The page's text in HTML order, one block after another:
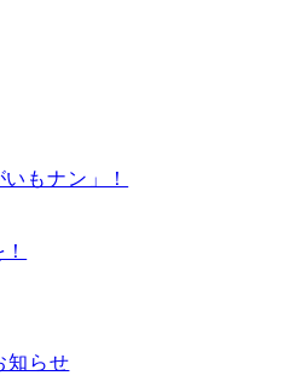
もナン」！
知らせ